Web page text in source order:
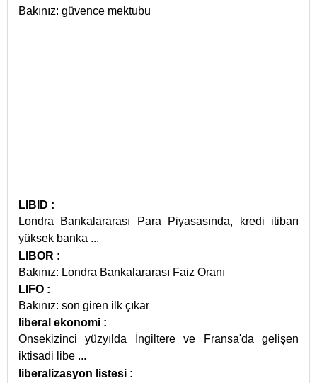
Bakınız: güvence mektubu
LIBID :
Londra Bankalararası Para Piyasasında, kredi itibarı
yüksek banka ...
LIBOR :
Bakınız: Londra Bankalararası Faiz Oranı
LIFO :
Bakınız: son giren ilk çıkar
liberal ekonomi :
Onsekizinci yüzyılda İngiltere ve Fransa'da gelişen
iktisadi libe ...
liberalizasyon listesi :